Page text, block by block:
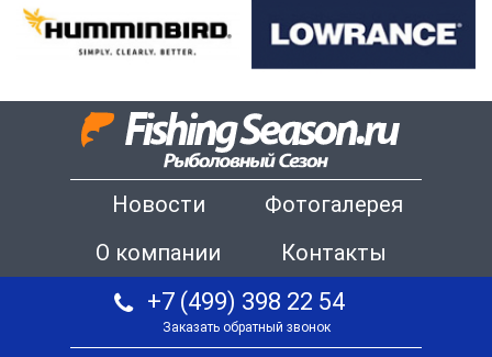
Новости
Фотогалерея
О компании
Контакты
+7 (499) 398 22 54
Заказать обратный звонок